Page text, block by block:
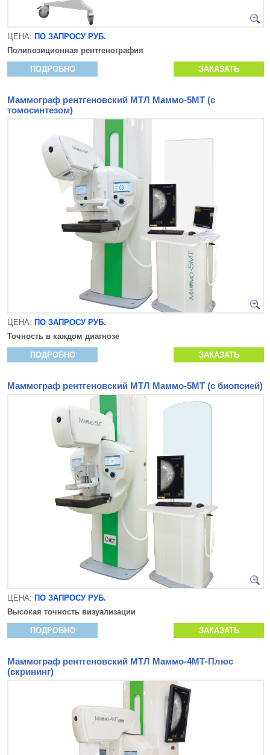
ЦЕНА: ПО ЗАПРОСУ РУБ.
Полипозиционная рентгенография
ПОДРОБНО ЗАКАЗАТЬ
Маммограф рентгеновский МТЛ Маммо-5МТ (с
томосинтезом)
ЦЕНА: ПО ЗАПРОСУ РУБ.
Точность в каждом диагнозе
ПОДРОБНО ЗАКАЗАТЬ
Маммограф рентгеновский МТЛ Маммо-5МТ (с биопсией)
ЦЕНА: ПО ЗАПРОСУ РУБ.
Высокая точность визуализации
ПОДРОБНО ЗАКАЗАТЬ
Маммограф рентгеновский МТЛ Маммо-4МТ-Плюс
(скрининг)